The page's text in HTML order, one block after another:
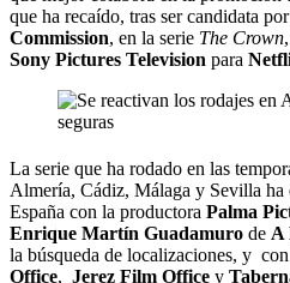
que ha recaído, tras ser candidata por
Commission, en la serie The Crown
Sony Pictures Television para
La serie que ha rodado en las
Almería, Cádiz, Málaga y Sevilla ha
España con la productora Palma
Enrique Martín Guadamuro de A
la búsqueda de localizaciones, y
Office, Jerez Film Office y